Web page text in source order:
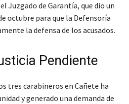
Juzgado de Garantía, que dio un
octubre para que la Defensoría
la defensa de los acusados.
Pendiente
tres carabineros en Cañete ha
y generado una demanda de